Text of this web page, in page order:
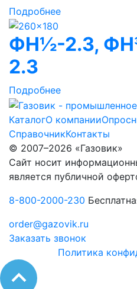
Подробнее
ФН½-2.3,
2.3
Подробнее
КаталогО компании
СправочникКонтакты
© 2007–2026 «Газовик»
Сайт носит
является публичной
8-800-2000-230
order@gazovik.ru
Заказать звонок
Политика